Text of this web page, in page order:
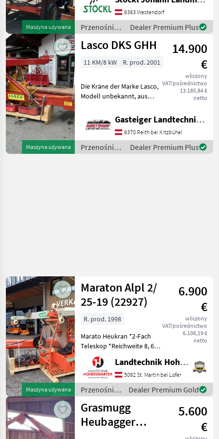
Maszyna używana
Zapfwellenantrieb,
teilweise
reparaturbedürftig, wie
steht (A) Przenośniki
Żurawie do forwarderów
6363 Westendorf
Przenośniki
/ Sonstige
Dealer Premium Plus
Maszyna używana
Lasco DKS GHH
14.900
€
wliczony
VAT/pośrednictwo
13.185,84 €
netto
11 KM/8 kW R. prod. 2001
Die Kräne der Marke Lasco,
Modell unbekannt, aus
sich durch ihre robuste
Bauweise und
Zuverlässigkeit aus. Diese
Kräne sind für verschieden
Gasteiger Landtechnik GmbH
6370 Reith bei Kitzbühel
Przenośniki
/ Lasco
Dealer Premium Plus
Maszyna używana
Maraton Alpl 2/
25-19 (22927)
6.900
€
wliczony
VAT/pośrednictwo
6.106,19 €
netto
R. prod. 1998
Marato Heukran *2-Fach
Teleskop *Reichweite 8, 6m
*GreiferHochstellung
*Heuzange 80cm
*Stromkabel fliegend
*Spurweite 2m *4mto
Nachstehend finden Sie
ähnliche Suchbe
Landtechnik Hohenwarter GmbH
5092 St. Martin bei Lofer
Przenośniki
/ Maraton
Dealer Premium Gold
Grasmugg
Heubagger
5.600
€